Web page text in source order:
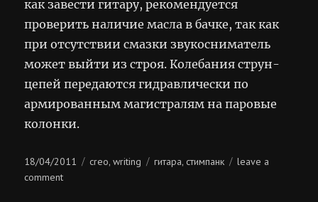
как завести гитару, рекомендуется
проверить наличие масла в бачке, так как
при отсутствии смазки звукосниматель
может выйти из строя. Колебания струн-
цепей передаются гидравлически по
армированным магистралям на паровые
колонки.
Posted
on
18/04/2011 Categories
creo,writing Tags
гитара,стимпанк
leave a
commenton